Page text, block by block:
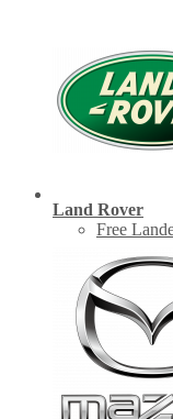
Land Rover
Free